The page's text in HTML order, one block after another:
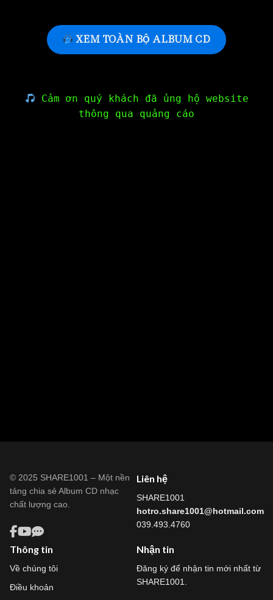
XEM TOÀN BỘ ALBUM CD
Cảm ơn quý khách đã ủng hộ website
thông qua quảng cáo
© 2025 SHARE1001 – Một nền
tảng chia sẻ Album CD nhạc
chất lượng cao.
Liên hệ
SHARE1001
hotro.share1001@hotmail.com
039.493.4760
Thông tin
Về chúng tôi
Điều khoản
Nhận tin
Đăng ký để nhận tin mới nhất từ
SHARE1001.